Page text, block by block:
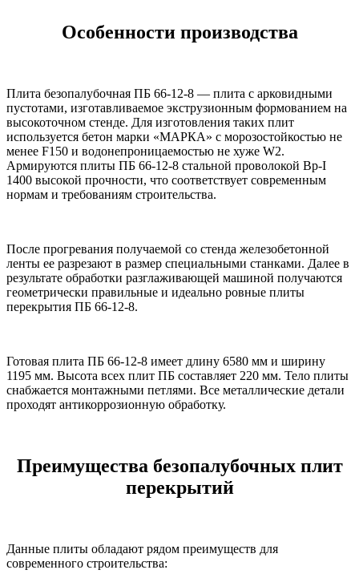
Особенности производства
Плита безопалубочная ПБ 66-12-8 — плита с арковидными
пустотами, изготавливаемое экструзионным формованием на
высокоточном стенде. Для изготовления таких плит
используется бетон марки «МАРКА» с морозостойкостью не
менее F150 и водонепроницаемостью не хуже W2.
Армируются плиты ПБ 66-12-8 стальной проволокой Вр-I
1400 высокой прочности, что соответствует современным
нормам и требованиям строительства.
После прогревания получаемой со стенда железобетонной
ленты ее разрезают в размер специальными станками. Далее в
результате обработки разглаживающей машиной получаются
геометрически правильные и идеально ровные плиты
перекрытия ПБ 66-12-8.
Готовая плита ПБ 66-12-8 имеет длину 6580 мм и ширину
1195 мм. Высота всех плит ПБ составляет 220 мм. Тело плиты
снабжается монтажными петлями. Все металлические детали
проходят антикоррозионную обработку.
Преимущества безопалубочных плит
перекрытий
Данные плиты обладают рядом преимуществ для
современного строительства: